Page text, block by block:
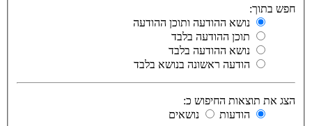
חפש בתוך:
נושא ההודעה ותוכן ההודעה
תוכן ההודעה בלבד
נושא ההודעה בלבד
הודעה ראשונה בנושא בלבד
הצג את תוצאות החיפוש כ:
הודעות
נושאים